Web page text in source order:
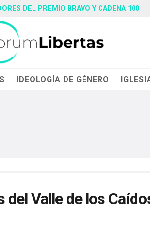
DEL PREMIO BRAVO Y CADENA 100
IDEOLOGÍA DE GÉNERO
del Valle de los